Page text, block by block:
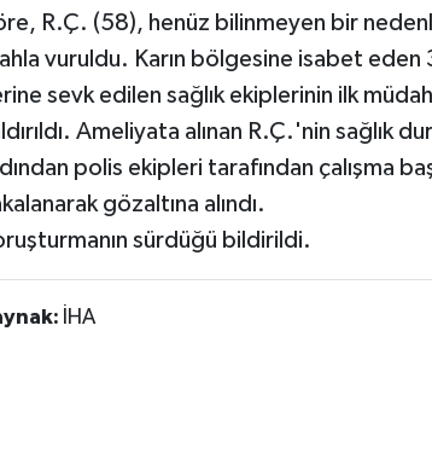
R.Ç. (58), henüz bilinmeyen bir
vuruldu. Karın bölgesine isabet eden
sevk edilen sağlık ekiplerinin ilk
Ameliyata alınan R.Ç.'nin sağlık
polis ekipleri tarafından çalışma
gözaltına alındı.
sürdüğü bildirildi.
İHA